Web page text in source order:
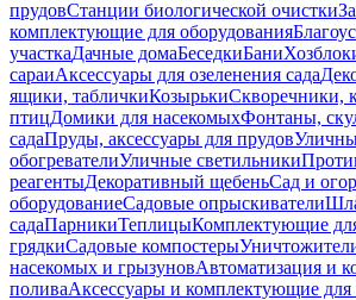
прудовСтанции биологической очистки
комплектующие для оборудования
участкаДачные домаБеседкиБани
сараиАксессуары для озеленения сада
ящики, табличкиКозырькиСкворечники,
птицДомики для насекомыхФонтаны,
садаПруды, аксессуары для прудов
обогревателиУличные светильники
реагентыДекоративный щебеньСад и
оборудованиеСадовые опрыскиватели
садаПарникиТеплицыКомплектующие
грядкиСадовые компостеры
насекомых и грызуновАвтоматизация и
поливаАксессуары и комплектующие для